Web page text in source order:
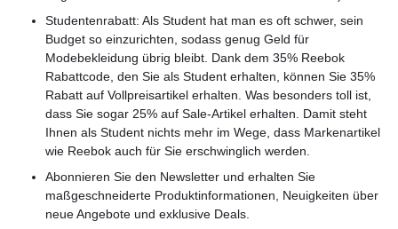
Studentenrabatt: Als Student hat man es oft schwer, sein
Budget so einzurichten, sodass genug Geld für
Modebekleidung übrig bleibt. Dank dem 35% Reebok
Rabattcode, den Sie als Student erhalten, können Sie 35%
Rabatt auf Vollpreisartikel erhalten. Was besonders toll ist,
dass Sie sogar 25% auf Sale-Artikel erhalten. Damit steht
Ihnen als Student nichts mehr im Wege, dass Markenartikel
wie Reebok auch für Sie erschwinglich werden.
Abonnieren Sie den Newsletter und erhalten Sie
maßgeschneiderte Produktinformationen, Neuigkeiten über
neue Angebote und exklusive Deals.